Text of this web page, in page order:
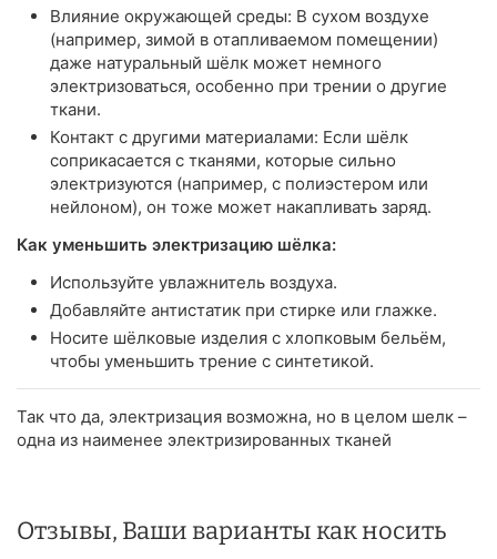
Влияние окружающей среды: В сухом воздухе
(например, зимой в отапливаемом помещении)
даже натуральный шёлк может немного
электризоваться, особенно при трении о другие
ткани.
Контакт с другими материалами: Если шёлк
соприкасается с тканями, которые сильно
электризуются (например, с полиэстером или
нейлоном), он тоже может накапливать заряд.
Как уменьшить электризацию шёлка:
Используйте увлажнитель воздуха.
Добавляйте антистатик при стирке или глажке.
Носите шёлковые изделия с хлопковым бельём,
чтобы уменьшить трение с синтетикой.
Так что да, электризация возможна, но в целом шелк –
одна из наименее электризированных тканей
Отзывы, Ваши варианты как носить